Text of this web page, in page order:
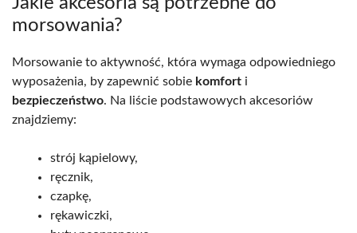
morsowania?
Morsowanie to aktywność, która wymaga odpowiedniego
wyposażenia, by zapewnić sobie komfort i
bezpieczeństwo. Na liście podstawowych akcesoriów
znajdziemy:
strój kąpielowy,
ręcznik,
czapkę,
rękawiczki,